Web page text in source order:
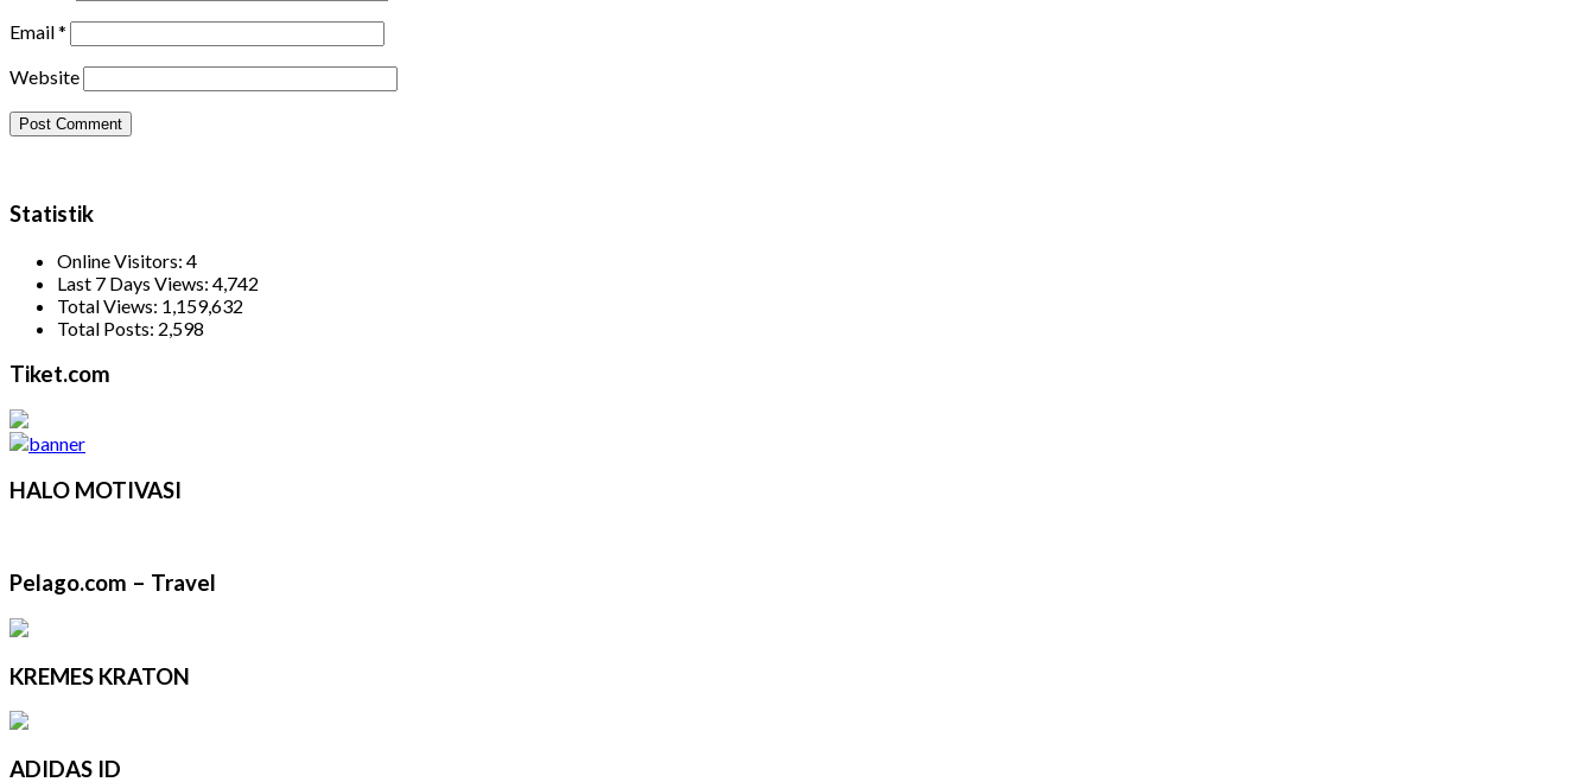
Email*
Website
Statistik
Online Visitors: 4
Last 7 Days Views: 4,742
Total Views: 1,159,632
Total Posts: 2,598
Tiket.com
HALO MOTIVASI
Pelago.com – Travel
KREMES KRATON
ADIDAS ID